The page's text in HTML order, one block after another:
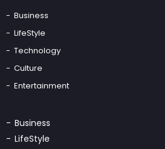
Business
LifeStyle
Technology
Culture
Entertainment
Business
LifeStyle